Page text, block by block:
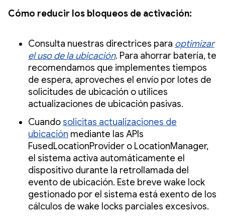
Cómo reducir los bloqueos de activación:
Consulta nuestras directrices para optimizar
el uso de la ubicación. Para ahorrar batería, te
recomendamos que implementes tiempos
de espera, aproveches el envío por lotes de
solicitudes de ubicación o utilices
actualizaciones de ubicación pasivas.
Cuandosolicitas actualizaciones de
ubicación mediante las APIs
FusedLocationProvider o LocationManager,
el sistema activa automáticamente el
dispositivo durante la retrollamada del
evento de ubicación. Este breve wake lock
gestionado por el sistema está exento de los
cálculos de wake locks parciales excesivos.